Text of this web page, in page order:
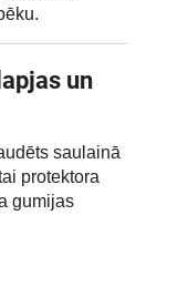
un
saulainā
protektora
gumijas